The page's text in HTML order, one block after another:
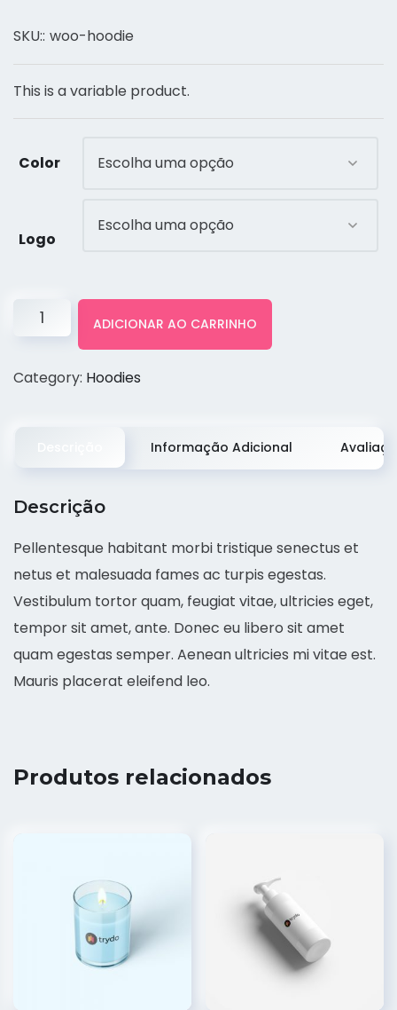
SKU:: woo-hoodie
This is a variable product.
Color
Logo
ADICIONAR AO CARRINHO
Category: Hoodies
Informação Adicional
Descrição
Pellentesque habitant morbi tristique senectus et
netus et malesuada fames ac turpis egestas.
Vestibulum tortor quam, feugiat vitae, ultricies eget,
tempor sit amet, ante. Donec eu libero sit amet
quam egestas semper. Aenean ultricies mi vitae est.
Mauris placerat eleifend leo.
Produtos relacionados